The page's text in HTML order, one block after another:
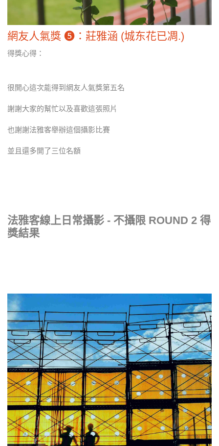
網友人氣獎 ❺：莊雅涵 (城东花已凋.)
得獎心得：
很開心這次能得到網友人氣獎第五名
謝謝大家的幫忙以及喜歡這張照片
也謝謝法雅客舉辦這個攝影比賽
並且還多開了三位名額
法雅客線上日常攝影 - 不攝限 ROUND 2 得
獎結果